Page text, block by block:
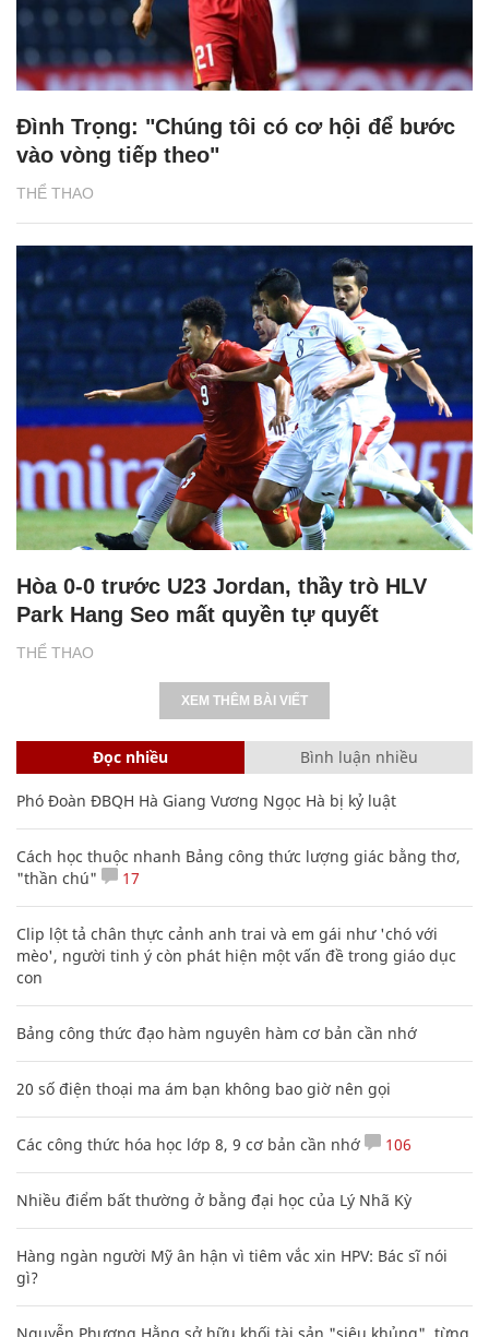
THỂ THAO
Đình Trọng: "Chúng tôi có cơ hội để bước
vào vòng tiếp theo"
THỂ THAO
Hòa 0-0 trước U23 Jordan, thầy trò HLV
Park Hang Seo mất quyền tự quyết
XEM THÊM BÀI VIẾT
Đọc nhiều Bình luận nhiều
Phó Đoàn ĐBQH Hà Giang Vương Ngọc Hà bị kỷ luật
Cách học thuộc nhanh Bảng công thức lượng giác bằng thơ,
"thần chú"
17
Clip lột tả chân thực cảnh anh trai và em gái như 'chó với
mèo', người tinh ý còn phát hiện một vấn đề trong giáo dục
con
Bảng công thức đạo hàm nguyên hàm cơ bản cần nhớ
20 số điện thoại ma ám bạn không bao giờ nên gọi
Các công thức hóa học lớp 8, 9 cơ bản cần nhớ 106
Nhiều điểm bất thường ở bằng đại học của Lý Nhã Kỳ
Hàng ngàn người Mỹ ân hận vì tiêm vắc xin HPV: Bác sĩ nói
gì?
Nguyễn Phương Hằng sở hữu khối tài sản "siêu khủng", từng